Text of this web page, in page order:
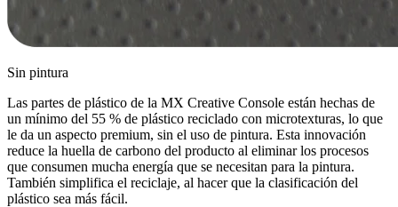
Sin pintura
Las partes de plástico de la MX Creative Console están hechas de
un mínimo del 55 % de plástico reciclado con microtexturas, lo que
le da un aspecto premium, sin el uso de pintura. Esta innovación
reduce la huella de carbono del producto al eliminar los procesos
que consumen mucha energía que se necesitan para la pintura.
También simplifica el reciclaje, al hacer que la clasificación del
plástico sea más fácil.